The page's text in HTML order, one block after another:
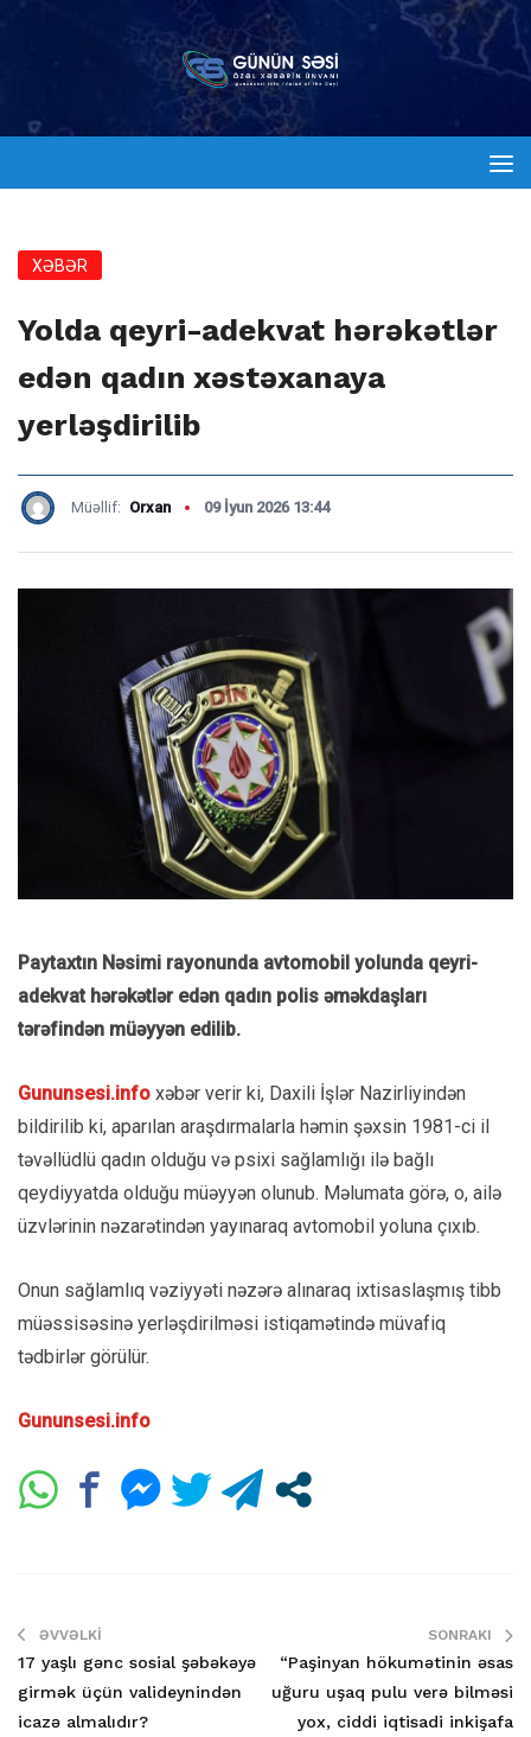
XƏBƏR
Yolda qeyri-adekvat hərəkətlər
edən qadın xəstəxanaya
yerləşdirilib
Müəllif: Orxan 09 İyun 2026 13:44
Paytaxtın Nəsimi rayonunda avtomobil yolunda qeyri-
adekvat hərəkətlər edən qadın polis əməkdaşları
tərəfindən müəyyən edilib.
Gununsesi.info xəbər verir ki, Daxili İşlər Nazirliyindən
bildirilib ki, aparılan araşdırmalarla həmin şəxsin 1981-ci il
təvəllüdlü qadın olduğu və psixi sağlamlığı ilə bağlı
qeydiyyatda olduğu müəyyən olunub. Məlumata görə, o, ailə
üzvlərinin nəzarətindən yayınaraq avtomobil yoluna çıxıb.
Onun sağlamlıq vəziyyəti nəzərə alınaraq ixtisaslaşmış tibb
müəssisəsinə yerləşdirilməsi istiqamətində müvafiq
tədbirlər görülür.
Gununsesi.info
ƏVVƏLKI
17 yaşlı gənc sosial şəbəkəyə
girmək üçün valideynindən
icazə almalıdır?
SONRAKI
“Paşinyan hökumətinin əsas
uğuru uşaq pulu verə bilməsi
yox, ciddi iqtisadi inkişafa